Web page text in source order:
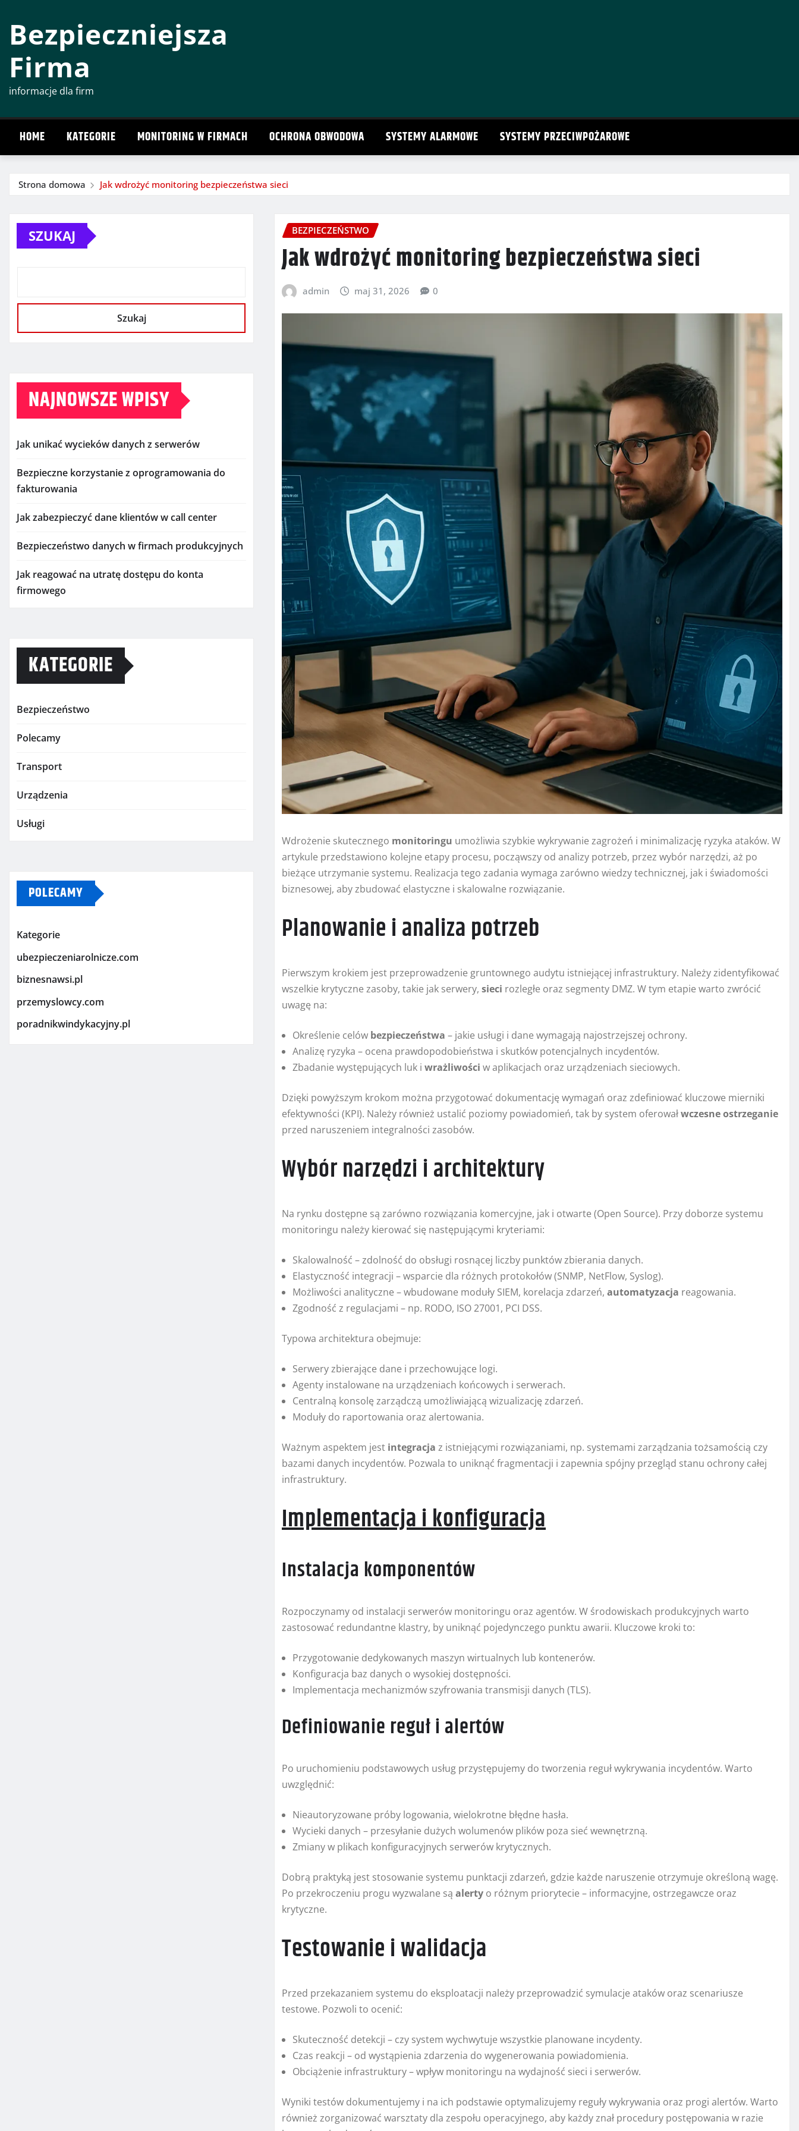
treściBezpieczniejsza
Firma
informacje dla firm
HOME KATEGORIE MONITORING W FIRMACH OCHRONA OBWODOWA SYSTEMY ALARMOWE SYSTEMY PRZECIWPOŻAROWE
Strona domowa Jak wdrożyć monitoring bezpieczeństwa sieci
SZUKAJ
Szukaj
NAJNOWSZE WPISY
Jak unikać wycieków danych z serwerów
Bezpieczne korzystanie z oprogramowania do
fakturowania
Jak zabezpieczyć dane klientów w call center
Bezpieczeństwo danych w firmach produkcyjnych
Jak reagować na utratę dostępu do konta
firmowego
KATEGORIE
Bezpieczeństwo
Polecamy
Transport
Urządzenia
Usługi
POLECAMY
Kategorie
ubezpieczeniarolnicze.com
biznesnawsi.pl
przemyslowcy.com
poradnikwindykacyjny.pl
BEZPIECZEŃSTWO
Jak wdrożyć monitoring bezpieczeństwa sieci
admin maj 31, 2026 0
Wdrożenie skutecznego monitoringu umożliwia szybkie wykrywanie zagrożeń i minimalizację ryzyka ataków. W
artykule przedstawiono kolejne etapy procesu, począwszy od analizy potrzeb, przez wybór narzędzi, aż po
bieżące utrzymanie systemu. Realizacja tego zadania wymaga zarówno wiedzy technicznej, jak i świadomości
biznesowej, aby zbudować elastyczne i skalowalne rozwiązanie.
Planowanie i analiza potrzeb
Pierwszym krokiem jest przeprowadzenie gruntownego audytu istniejącej infrastruktury. Należy zidentyfikować
wszelkie krytyczne zasoby, takie jak serwery, sieci rozległe oraz segmenty DMZ. W tym etapie warto zwrócić
uwagę na:
Określenie celów bezpieczeństwa – jakie usługi i dane wymagają najostrzejszej ochrony.
Analizę ryzyka – ocena prawdopodobieństwa i skutków potencjalnych incydentów.
Zbadanie występujących luk i wrażliwości w aplikacjach oraz urządzeniach sieciowych.
Dzięki powyższym krokom można przygotować dokumentację wymagań oraz zdefiniować kluczowe mierniki
efektywności (KPI). Należy również ustalić poziomy powiadomień, tak by system oferowałwczesne ostrzeganie
przed naruszeniem integralności zasobów.
Wybór narzędzi i architektury
Na rynku dostępne są zarówno rozwiązania komercyjne, jak i otwarte (Open Source). Przy doborze systemu
monitoringu należy kierować się następującymi kryteriami:
Skalowalność – zdolność do obsługi rosnącej liczby punktów zbierania danych.
Elastyczność integracji – wsparcie dla różnych protokołów (SNMP, NetFlow, Syslog).
Możliwości analityczne – wbudowane moduły SIEM, korelacja zdarzeń, automatyzacja reagowania.
Zgodność z regulacjami – np. RODO, ISO 27001, PCI DSS.
Typowa architektura obejmuje:
Serwery zbierające dane i przechowujące logi.
Agenty instalowane na urządzeniach końcowych i serwerach.
Centralną konsolę zarządczą umożliwiającą wizualizację zdarzeń.
Moduły do raportowania oraz alertowania.
Ważnym aspektem jest integracja z istniejącymi rozwiązaniami, np. systemami zarządzania tożsamością czy
bazami danych incydentów. Pozwala to uniknąć fragmentacji i zapewnia spójny przegląd stanu ochrony całej
infrastruktury.
Implementacja i konfiguracja
Instalacja komponentów
Rozpoczynamy od instalacji serwerów monitoringu oraz agentów. W środowiskach produkcyjnych warto
zastosować redundantne klastry, by uniknąć pojedynczego punktu awarii. Kluczowe kroki to:
Przygotowanie dedykowanych maszyn wirtualnych lub kontenerów.
Konfiguracja baz danych o wysokiej dostępności.
Implementacja mechanizmów szyfrowania transmisji danych (TLS).
Definiowanie reguł i alertów
Po uruchomieniu podstawowych usług przystępujemy do tworzenia reguł wykrywania incydentów. Warto
uwzględnić:
Nieautoryzowane próby logowania, wielokrotne błędne hasła.
Wycieki danych – przesyłanie dużych wolumenów plików poza sieć wewnętrzną.
Zmiany w plikach konfiguracyjnych serwerów krytycznych.
Dobrą praktyką jest stosowanie systemu punktacji zdarzeń, gdzie każde naruszenie otrzymuje określoną wagę.
Po przekroczeniu progu wyzwalane są alerty o różnym priorytecie – informacyjne, ostrzegawcze oraz
krytyczne.
Testowanie i walidacja
Przed przekazaniem systemu do eksploatacji należy przeprowadzić symulacje ataków oraz scenariusze
testowe. Pozwoli to ocenić:
Skuteczność detekcji – czy system wychwytuje wszystkie planowane incydenty.
Czas reakcji – od wystąpienia zdarzenia do wygenerowania powiadomienia.
Obciążenie infrastruktury – wpływ monitoringu na wydajność sieci i serwerów.
Wyniki testów dokumentujemy i na ich podstawie optymalizujemy reguły wykrywania oraz progi alertów. Warto
również zorganizować warsztaty dla zespołu operacyjnego, aby każdy znał procedury postępowania w razie